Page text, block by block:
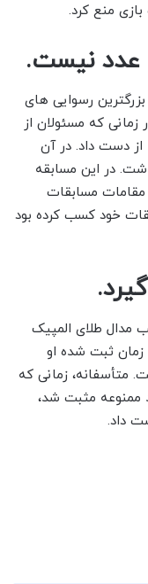
منع کرد.
عدد نیست.
رسوایی های
زمانی که مسئولان از
از دست داد. در آن
فقط 14 سال داشت. در این مسابقه
باشند. مقامات مسابقات
مسابقات خود کسب کرده بود
مدال طلای المپیک
زمان ثبت شده او
100 متر را شکست. متأسفانه، زمانی که
ممنوعه مثبت شد،
داد.